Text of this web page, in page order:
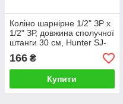
Коліно шарнірне 1/2" ЗР х
1/2" ЗР, довжина сполучної
штанги 30 см, Hunter SJ-
512
166 ₴
Купити